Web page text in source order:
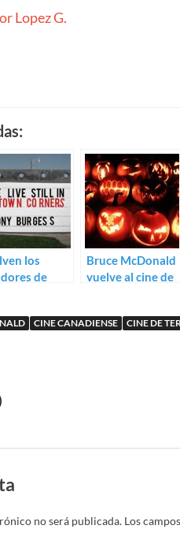
Lopez G.
los
de
Bruce McDonald
vuelve al cine de
Hellions
CINE CANADIENSE CINE DE
no será publicada. Los